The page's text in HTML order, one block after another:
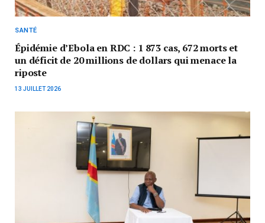
SANTÉ
Épidémie d’Ebola en RDC : 1 873 cas, 672 morts et
un déficit de 20 millions de dollars qui menace la
riposte
13 JUILLET 2026